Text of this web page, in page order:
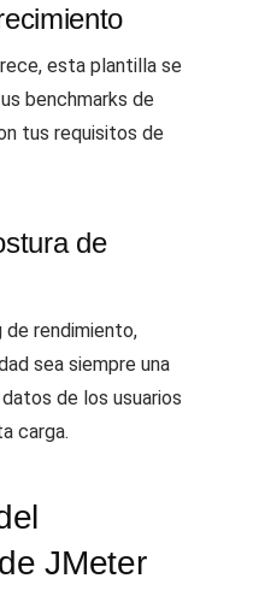
esta plantilla se
benchmarks de
tus requisitos de
de
rendimiento,
sea siempre una
de los usuarios
carga.
JMeter